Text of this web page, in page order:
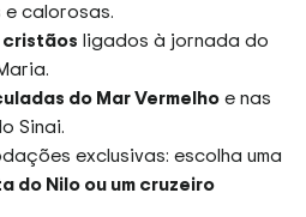
calorosas.
ligados à jornada do
do Mar Vermelhoe nas
Sinai.
exclusivas: escolha uma
do Nilo ou um cruzeiro